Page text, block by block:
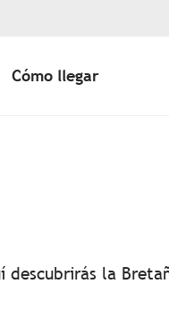
Cómo llegar
la